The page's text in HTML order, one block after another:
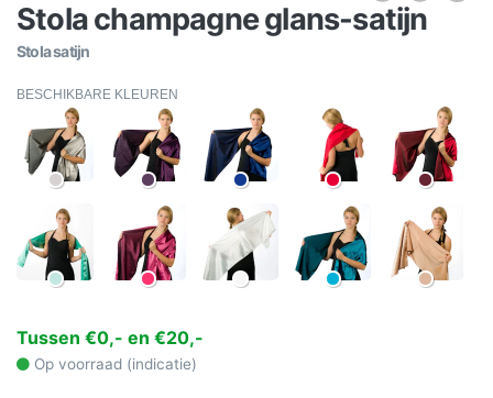
Stola champagne glans-satijn
Stola satijn
BESCHIKBARE KLEUREN
Tussen €0,- en €20,-
Op voorraad (indicatie)